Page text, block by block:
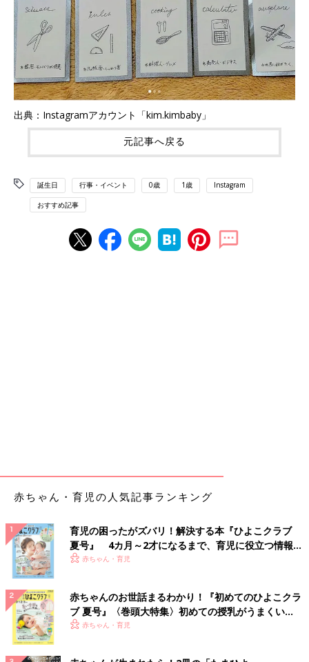
出典：Instagramアカウント「kim.kimbaby」
元記事へ戻る
誕生日 行事・イベント 0歳 1歳 Instagram
おすすめ記事
赤ちゃん・育児の人気記事ランキング
育児の困ったがズバリ！解決する本『ひよこクラブ
夏号』 4カ月～2才になるまで、育児に役立つ情報が
いっぱい！
赤ちゃん・育児
赤ちゃんのお世話まるわかり！『初めてのひよこクラ
ブ 夏号』〈巻頭大特集〉初めての授乳がうまくい
く！ おっぱい・ミルクの基本と夏のトラブル 解決テ
赤ちゃん・育児